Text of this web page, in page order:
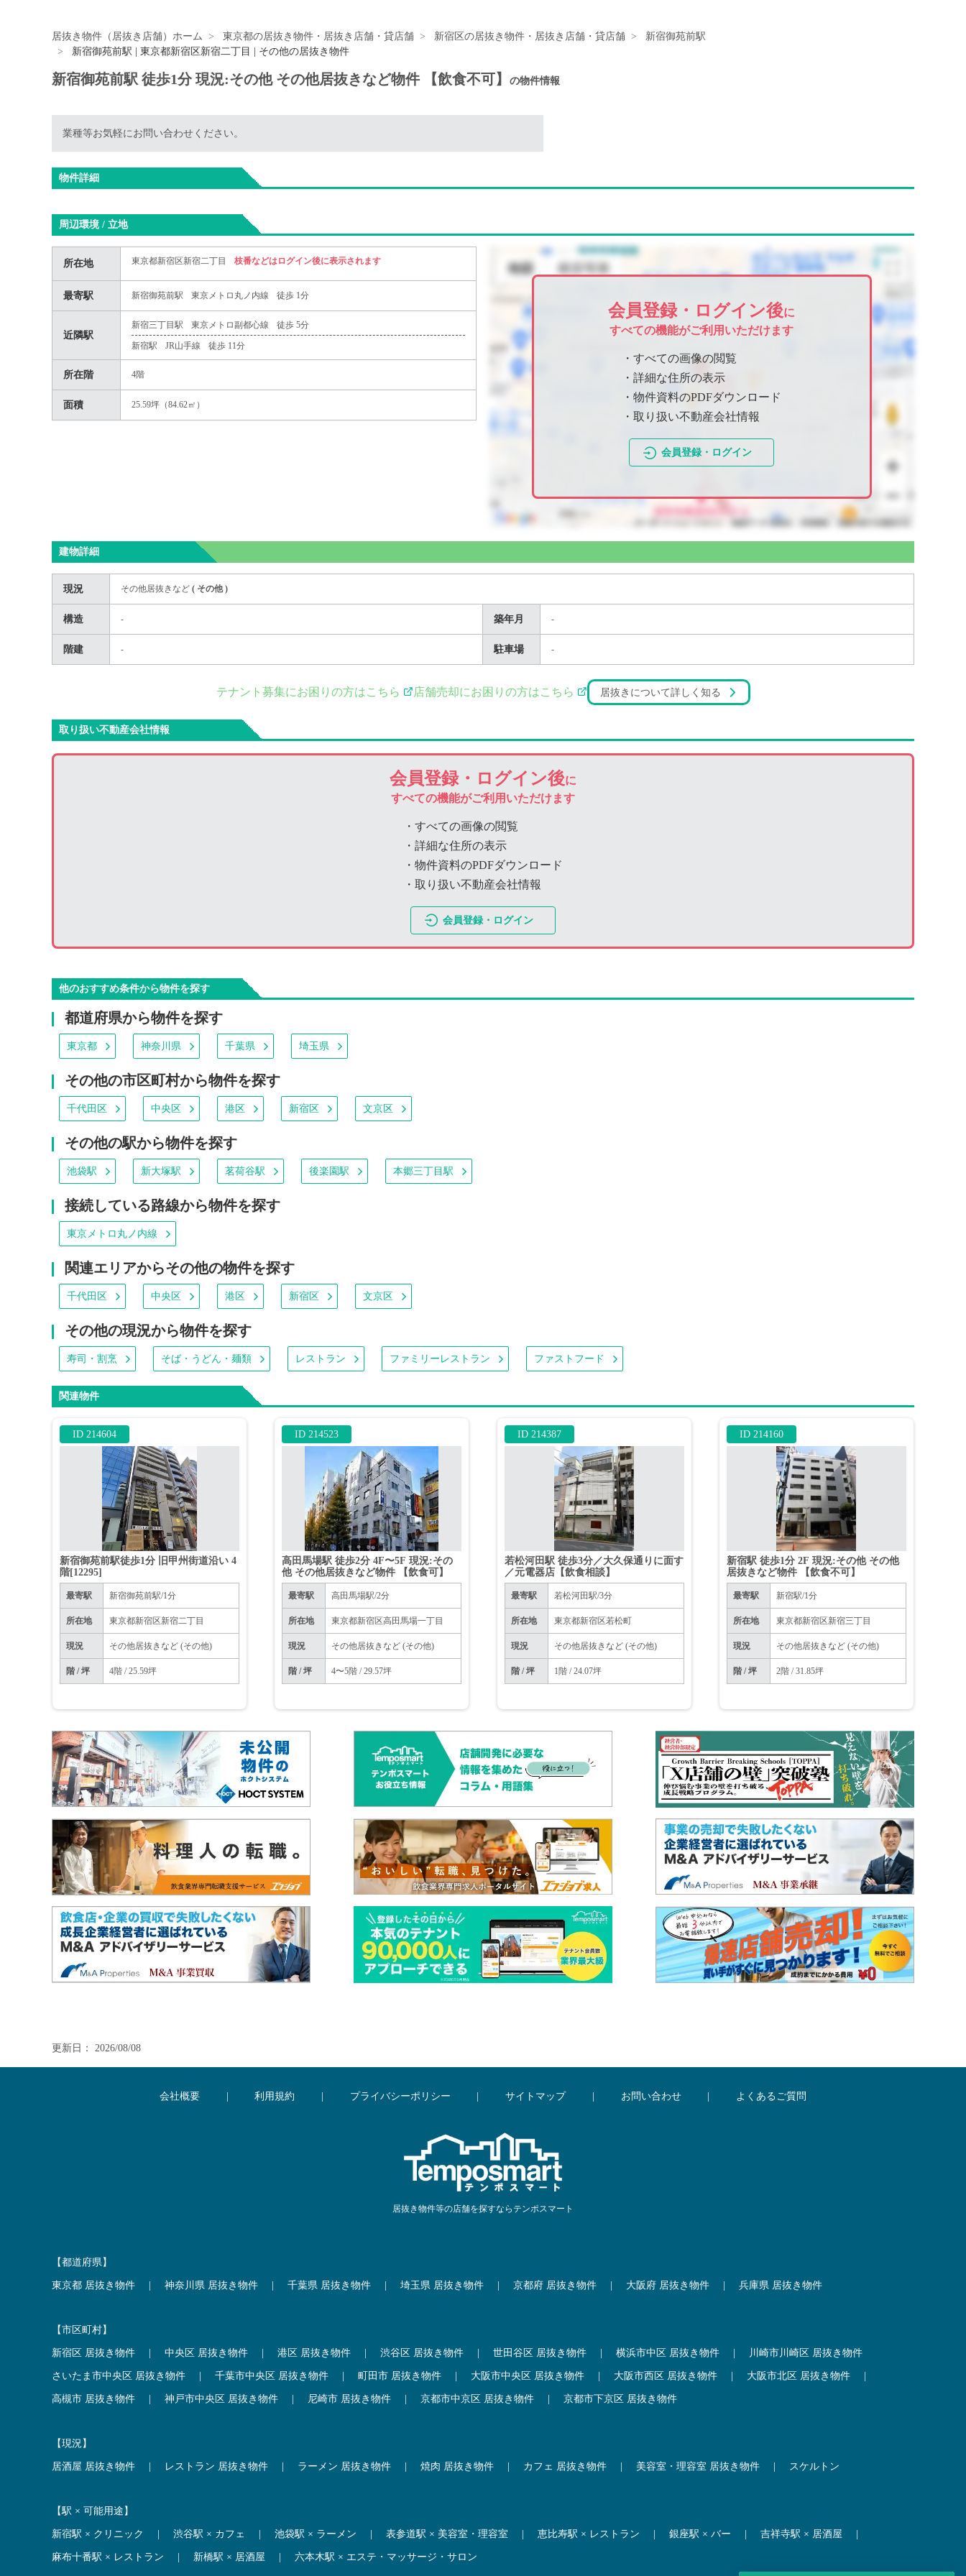
居抜き物件（居抜き店舗）ホーム 東京都の居抜き物件・居抜き店舗・貸店舗 新宿区の居抜き物件・居抜き店舗・貸店舗
新宿御苑前駅
新宿御苑前駅 | 東京都新宿区新宿二丁目 | その他の居抜き物件
新宿御苑前駅 徒歩1分 現況:その他 その他居抜きなど物件 【飲食不可】 の物件情報
業種等お気軽にお問い合わせください。
物件詳細
周辺環境 / 立地
所在地 東京都新宿区新宿二丁目 枝番などはログイン後に表示されます
最寄駅 新宿御苑前駅 東京メトロ丸ノ内線 徒歩 1分
近隣駅
新宿三丁目駅 東京メトロ副都心線 徒歩 5分
新宿駅 JR山手線 徒歩 11分
所在階 4階
面積 25.59坪（84.62㎡）
会員登録・ログイン後に
すべての機能がご利用いただけます
・すべての画像の閲覧
・詳細な住所の表示
・物件資料のPDFダウンロード
・取り扱い不動産会社情報
会員登録・ログイン
建物詳細
現況 その他居抜きなど ( その他)
構造 - 築年月 -
階建 - 駐車場 -
テナント募集にお困りの方はこちら 店舗売却にお困りの方はこちら 居抜きについて詳しく知る
取り扱い不動産会社情報
会員登録・ログイン後に
すべての機能がご利用いただけます
・すべての画像の閲覧
・詳細な住所の表示
・物件資料のPDFダウンロード
・取り扱い不動産会社情報
会員登録・ログイン
他のおすすめ条件から物件を探す
都道府県から物件を探す
東京都 神奈川県 千葉県 埼玉県
その他の市区町村から物件を探す
千代田区 中央区 港区 新宿区 文京区
その他の駅から物件を探す
池袋駅 新大塚駅 茗荷谷駅 後楽園駅 本郷三丁目駅
接続している路線から物件を探す
東京メトロ丸ノ内線
関連エリアからその他の物件を探す
千代田区 中央区 港区 新宿区 文京区
その他の現況から物件を探す
寿司・割烹 そば・うどん・麺類 レストラン ファミリーレストラン ファストフード
関連物件
ID 214604
新宿御苑前駅徒歩1分 旧甲州街道沿い 4
階[12295]
最寄駅 新宿御苑前駅/1分
所在地 東京都新宿区新宿二丁目
現況 その他居抜きなど (その他)
階 / 坪 4階 / 25.59坪
ID 214523
高田馬場駅 徒歩2分 4F〜5F 現況:その
他 その他居抜きなど物件 【飲食可】
最寄駅 高田馬場駅/2分
所在地 東京都新宿区高田馬場一丁目
現況 その他居抜きなど (その他)
階 / 坪 4〜5階 / 29.57坪
ID 214387
若松河田駅 徒歩3分／大久保通りに面す
／元電器店【飲食相談】
最寄駅 若松河田駅/3分
所在地 東京都新宿区若松町
現況 その他居抜きなど (その他)
階 / 坪 1階 / 24.07坪
ID 214160
新宿駅 徒歩1分 2F 現況:その他 その他
居抜きなど物件 【飲食不可】
最寄駅 新宿駅/1分
所在地 東京都新宿区新宿三丁目
現況 その他居抜きなど (その他)
階 / 坪 2階 / 31.85坪
更新日： 2026/08/08
会社概要 利用規約 プライバシーポリシー サイトマップ お問い合わせ よくあるご質問
居抜き物件等の店舗を探すならテンポスマート
【都道府県】
東京都 居抜き物件 神奈川県 居抜き物件 千葉県 居抜き物件 埼玉県 居抜き物件 京都府 居抜き物件 大阪府 居抜き物件 兵庫県 居抜き物件
【市区町村】
新宿区 居抜き物件 中央区 居抜き物件 港区 居抜き物件 渋谷区 居抜き物件 世田谷区 居抜き物件 横浜市中区 居抜き物件 川崎市川崎区 居抜き物件
さいたま市中央区 居抜き物件 千葉市中央区 居抜き物件 町田市 居抜き物件 大阪市中央区 居抜き物件 大阪市西区 居抜き物件 大阪市北区 居抜き物件
高槻市 居抜き物件 神戸市中央区 居抜き物件 尼崎市 居抜き物件 京都市中京区 居抜き物件 京都市下京区 居抜き物件
【現況】
居酒屋 居抜き物件 レストラン 居抜き物件 ラーメン 居抜き物件 焼肉 居抜き物件 カフェ 居抜き物件 美容室・理容室 居抜き物件 スケルトン
【駅 × 可能用途】
新宿駅 × クリニック 渋谷駅 × カフェ 池袋駅 × ラーメン 表参道駅 × 美容室・理容室 恵比寿駅 × レストラン 銀座駅 × バー 吉祥寺駅 × 居酒屋
麻布十番駅 × レストラン 新橋駅 × 居酒屋 六本木駅 × エステ・マッサージ・サロン